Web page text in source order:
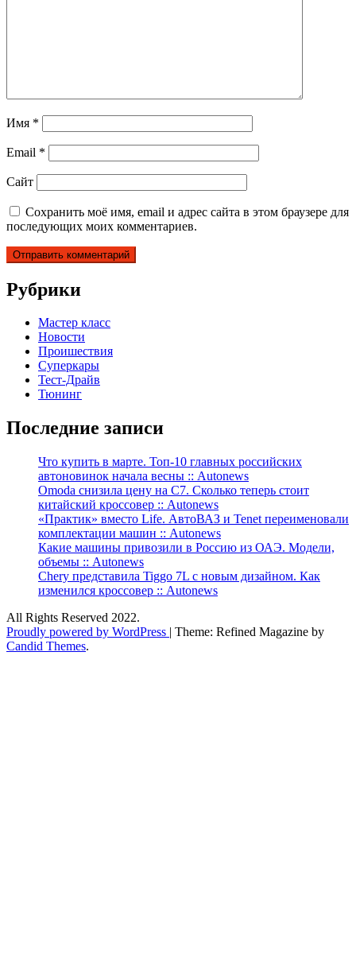
Имя *
Email *
Сайт
Сохранить моё имя, email и адрес сайта в этом браузере для
последующих моих комментариев.
Рубрики
Мастер класс
Новости
Проишествия
Суперкары
Тест-Драйв
Тюнинг
Последние записи
Что купить в марте. Топ-10 главных российских
автоновинок начала весны :: Autonews
Omoda снизила цену на C7. Сколько теперь стоит
китайский кроссовер :: Autonews
«Практик» вместо Life. АвтоВАЗ и Tenet переименовали
комплектации машин :: Autonews
Какие машины привозили в Россию из ОАЭ. Модели,
объемы :: Autonews
Chery представила Tiggo 7L с новым дизайном. Как
изменился кроссовер :: Autonews
All Rights Reserved 2022.
Proudly powered by WordPress | Theme: Refined Magazine by
Candid Themes.